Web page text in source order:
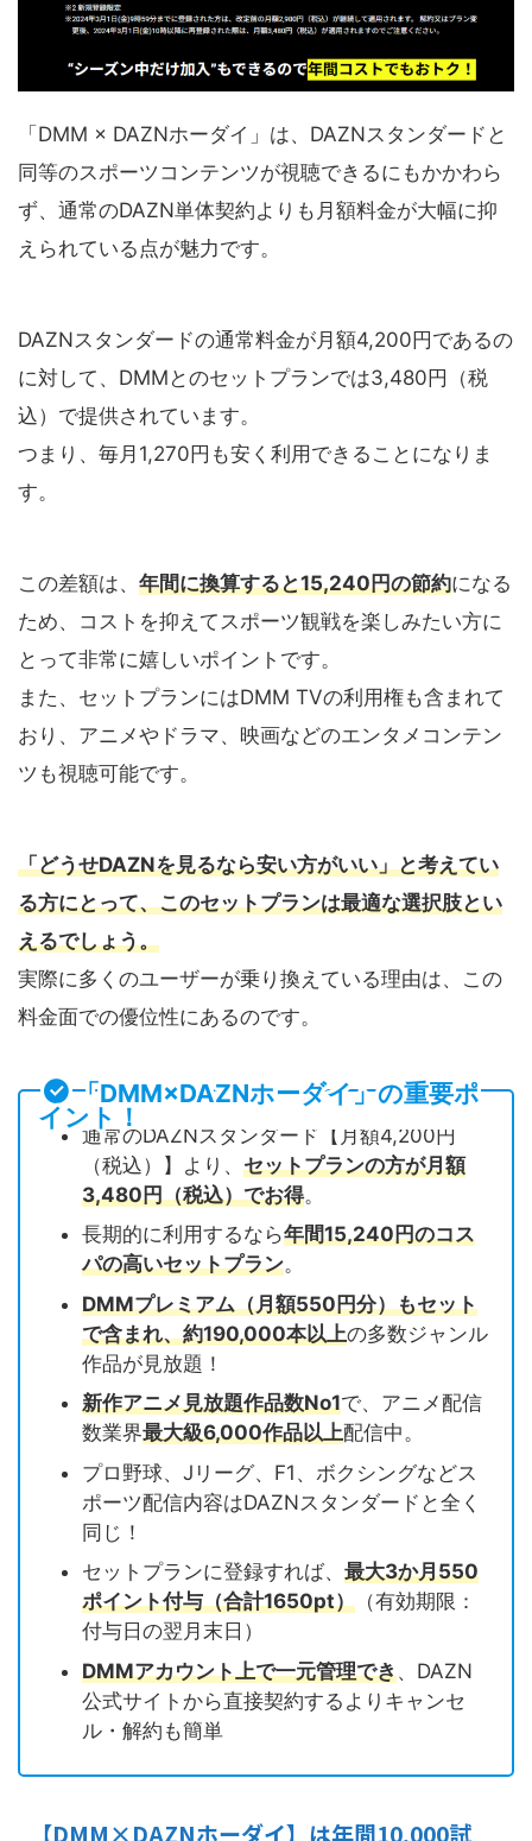
「DMM × DAZNホーダイ」は、DAZNスタンダードと
同等のスポーツコンテンツが視聴できるにもかかわら
ず、通常のDAZN単体契約よりも月額料金が大幅に抑
えられている点が魅力です。
DAZNスタンダードの通常料金が月額4,200円であるの
に対して、DMMとのセットプランでは3,480円（税
込）で提供されています。
つまり、毎月1,270円も安く利用できることになりま
す。
この差額は、 年間に換算すると15,240円の節約になる
ため、コストを抑えてスポーツ観戦を楽しみたい方に
とって非常に嬉しいポイントです。
また、セットプランにはDMM TVの利用権も含まれて
おり、アニメやドラマ、映画などのエンタメコンテン
ツも視聴可能です。
「どうせDAZNを見るなら安い方がいい」と考えてい
る方にとって、このセットプランは最適な選択肢とい
えるでしょう。
実際に多くのユーザーが乗り換えている理由は、この
料金面での優位性にあるのです。
「DMM×DAZNホーダイ」の重要ポ
イント！
通常のDAZNスタンダード【月額4,200円
（税込）】より、 セットプランの方が月額
3,480円（税込）でお得。
長期的に利用するなら年間15,240円のコス
パの高いセットプラン。
DMMプレミアム（月額550円分）もセット
で含まれ、約190,000本以上の多数ジャンル
作品が見放題！
新作アニメ見放題作品数No1で、アニメ配信
数業界最大級6,000作品以上配信中。
プロ野球、Jリーグ、F1、ボクシングなどス
ポーツ配信内容はDAZNスタンダードと全く
同じ！
セットプランに登録すれば、 最大3か月550
ポイント付与（合計1650pt） （有効期限：
付与日の翌月末日）
DMMアカウント上で一元管理でき、DAZN
公式サイトから直接契約するよりキャンセ
ル・解約も簡単
【DMM×DAZNホーダイ】は年間10,000試